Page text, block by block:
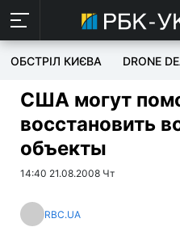
ОБСТРІЛ КИЄВА DRONE
США могут
восстановить
объекты
14:40 21.08.2008 Чт
RBC.UA